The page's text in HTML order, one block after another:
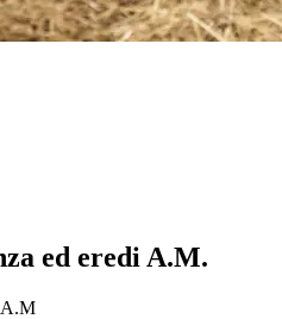
ed eredi A.M.
A.M